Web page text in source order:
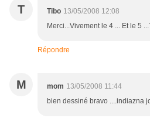
T Tibo 13/05/2008 12:08
Merci...Vivement le 4 ... Et le 5
Répondre
M mom 13/05/2008 11:44
bien dessiné bravo ....indiazna